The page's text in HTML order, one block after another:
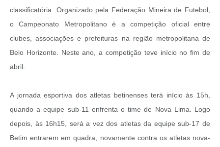
classificatória. Organizado pela Federação Mineira de Futebol,
o Campeonato Metropolitano é a competição oficial entre
clubes, associações e prefeituras na região metropolitana de
Belo Horizonte. Neste ano, a competição teve início no fim de
abril.
A jornada esportiva dos atletas betinenses terá início às 15h,
quando a equipe sub-11 enfrenta o time de Nova Lima. Logo
depois, às 16h15, será a vez dos atletas da equipe sub-17 de
Betim entrarem em quadra, novamente contra os atletas nova-